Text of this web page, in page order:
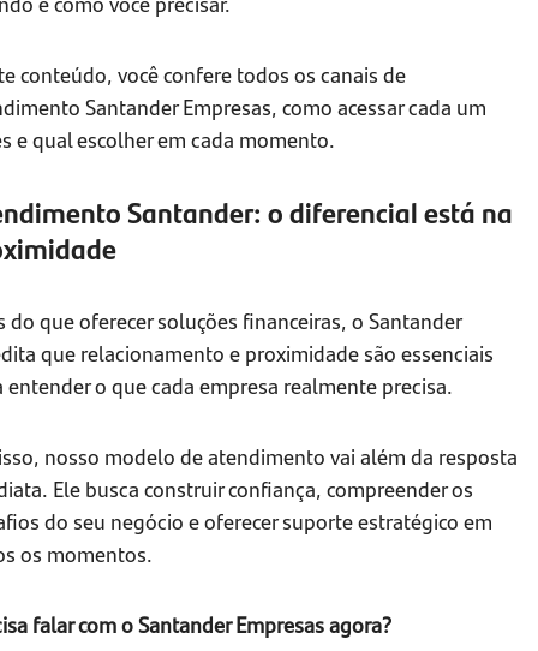
conteúdo, você confere todos os canais de
Santander Empresas, como acessar cada um
e qual escolher em cada momento.
Santander: o diferencial está na
do que oferecer soluções financeiras, o Santander
que relacionamento e proximidade são essenciais
entender o que cada empresa realmente precisa.
nosso modelo de atendimento vai além da resposta
Ele busca construir confiança, compreender os
do seu negócio e oferecer suporte estratégico em
os momentos.
falar com o Santander Empresas agora?